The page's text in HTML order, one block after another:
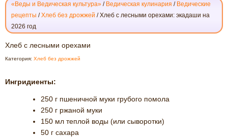
«Веды и Ведическая культура» / Ведическая кулинария / Ведические
рецепты /Хлеб без дрожжей /Хлеб с лесными орехами: экадаши на
2026 год
ХЛЕБ
С
Хлеб с лесными орехами
Категория: Хлеб без дрожжей
Ингридиенты:
250 г пшеничной муки грубого помола
250 г ржаной муки
150 мл теплой воды (или сыворотки)
50 г сахара